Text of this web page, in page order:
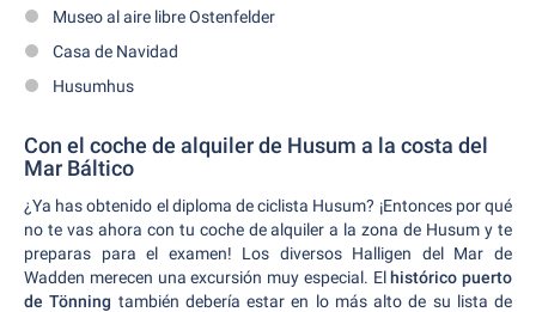
Museo al aire libre Ostenfelder
Casa de Navidad
Husumhus
Con el coche de alquiler de Husum a la costa del
Mar Báltico
¿Ya has obtenido el diploma de ciclista Husum? ¡Entonces por qué
no te vas ahora con tu coche de alquiler a la zona de Husum y te
preparas para el examen! Los diversos Halligen del Mar de
Wadden merecen una excursión muy especial. El histórico puerto
de Tönning también debería estar en lo más alto de su lista de